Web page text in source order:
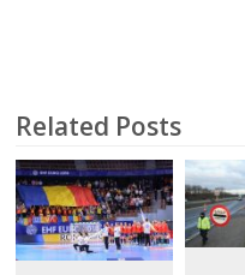
Related Posts